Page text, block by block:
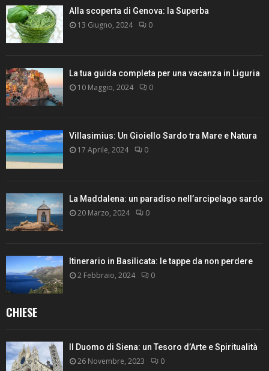
Alla scoperta di Genova: la Superba
13 Giugno, 2024 0
La tua guida completa per una vacanza in Liguria
10 Maggio, 2024 0
Villasimius: Un Gioiello Sardo tra Mare e Natura
17 Aprile, 2024 0
La Maddalena: un paradiso nell’arcipelago sardo
20 Marzo, 2024 0
Itinerario in Basilicata: le tappe da non perdere
2 Febbraio, 2024 0
CHIESE
Il Duomo di Siena: un Tesoro d’Arte e Spiritualità
26 Novembre, 2023 0